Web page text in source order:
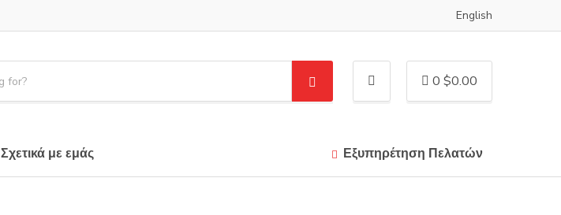
English
S
e
0 $0.00
Σχετικά με εμάς Εξυπηρέτηση Πελατών